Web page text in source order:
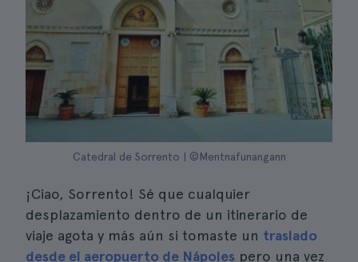
Catedral de Sorrento | ©Mentnafunangann
¡Ciao, Sorrento! Sé que cualquier
desplazamiento dentro de un itinerario de
viaje agota y más aún si tomaste un traslado
desde el aeropuerto de Nápoles pero una vez